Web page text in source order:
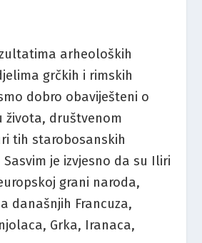
arheoloških
grčkih i rimskih
dobro obaviješteni o
života, društvenom
tih starobosanskih
je izvjesno da su Iliri
grani naroda,
današnjih Francuza,
Grka, Iranaca,